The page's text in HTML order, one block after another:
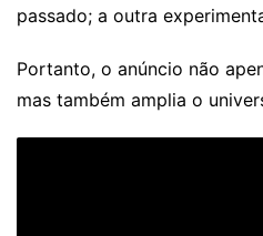
passado; a outra
Portanto, o anúncio não
mas também amplia o